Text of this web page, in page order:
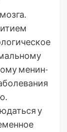
менин­
у